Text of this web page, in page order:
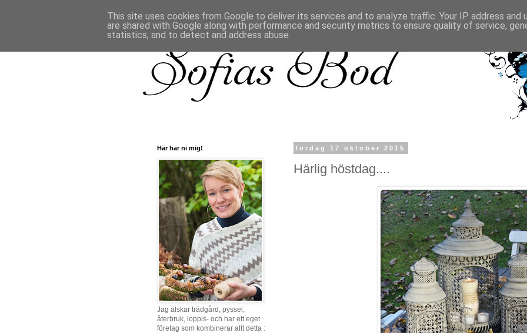
lördag 17 oktober 2015
Härlig höstdag....
Här har ni mig!
Jag älskar trädgård, pyssel,
återbruk, loppis- och har ett eget
företag som kombinerar allt detta :
This site uses cookies from Google to deliver its services and to analyze traffic. Your IP address and
are shared with Google along with performance and security metrics to ensure quality of service,
statistics, and to detect and address abuse.